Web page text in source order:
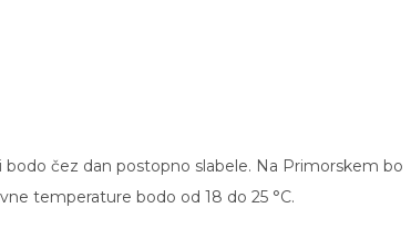
čez dan postopno slabele. Na Primorskem bo
temperature bodo od 18 do 25 °C.